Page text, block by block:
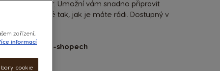
kávovar. Umožní vám snadno připravit
kvalitě přesně tak, jak je máte rádi. Dostupný v
e-shopech
zařízení,
informací
cookie